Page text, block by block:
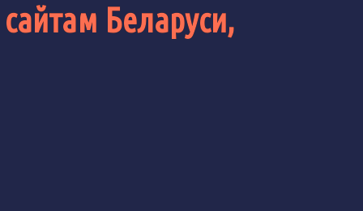
Беларуси,